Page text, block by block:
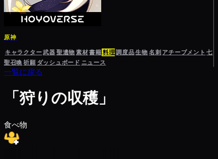
原神
キャラクター武器聖遺物素材書籍料理調度品生物名刺 アチーブメント 七
聖召喚祈願 ダッシュボード ニュース
一覧に戻る
「狩りの収穫」
食べ物